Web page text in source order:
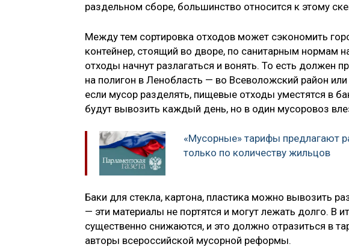
раздельном сборе, большинство относится к этому
Между тем сортировка отходов может сэкономить
контейнер, стоящий во дворе, по санитарным нормам
отходы начнут разлагаться и вонять. То есть должен
на полигон в Ленобласть — во Всеволожский район
если мусор разделять, пищевые отходы уместятся в
будут вывозить каждый день, но в один мусоровоз
«Мусорные» тарифы предлагают
только по количеству жильцов
Баки для стекла, картона, пластика можно вывозить
— эти материалы не портятся и могут лежать долго. В
существенно снижаются, и это должно отразиться в
авторы всероссийской мусорной реформы.